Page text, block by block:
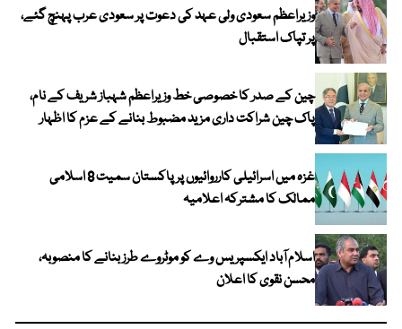
وزیراعظم سعودی ولی عہد کی دعوت پر سعودی عرب پہنچ گئے،
پر تپاک استقبال
چین کے صدر کا خصوصی خط وزیراعظم شہباز شریف کے نام،
پاک چین شراکت داری مزید مضبوط بنانے کے عزم کا اظہار
غزہ میں اسرائیلی کارروائیوں پر پاکستان سمیت 8 اسلامی
ممالک کا مشترکہ اعلامیہ
اسلام آباد ایکسپریس وے کو موٹروے طرز بنانے کا منصوبہ،
محسن نقوی کا اعلان